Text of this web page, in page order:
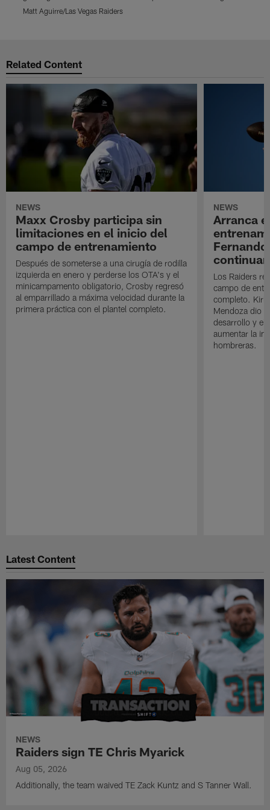
Matt Aguirre/Las Vegas Raiders
Related Content
NEWS
Maxx Crosby participa sin
limitaciones en el inicio del
campo de entrenamiento
Después de someterse a una cirugía de rodilla
izquierda en enero y perderse los OTA's y el
minicampamento obligatorio, Crosby regresó
al emparrillado a máxima velocidad durante la
primera práctica con el plantel completo.
NEWS
Arranca
Los Raiders
campo de
completo. Kirk
Mendoza dio
desarrollo y el
aumentar la
hombreras.
Latest Content
NEWS
Raiders sign TE Chris Myarick
Aug 05, 2026
Additionally, the team waived TE Zack Kuntz and S Tanner Wall.